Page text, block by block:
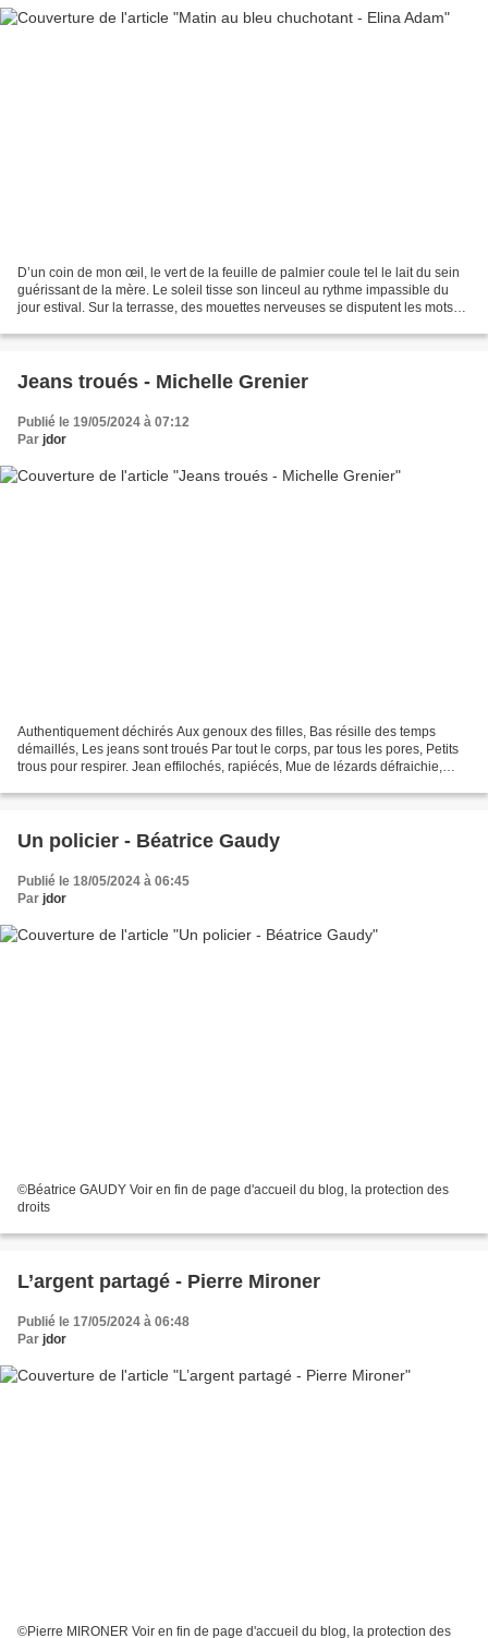
D’un coin de mon œil, le vert de la feuille de palmier coule tel le lait du sein
guérissant de la mère. Le soleil tisse son linceul au rythme impassible du
jour estival. Sur la terrasse, des mouettes nerveuses se disputent les mots
Jeans troués - Michelle Grenier
Publié le 19/05/2024 à 07:12
Par jdor
Authentiquement déchirés Aux genoux des filles, Bas résille des temps
démaillés, Les jeans sont troués Par tout le corps, par tous les pores, Petits
trous pour respirer. Jean effilochés, rapiécés, Mue de lézards défraichie,
Un policier - Béatrice Gaudy
Publié le 18/05/2024 à 06:45
Par jdor
©Béatrice GAUDY Voir en fin de page d'accueil du blog, la protection des
droits
L’argent partagé - Pierre Mironer
Publié le 17/05/2024 à 06:48
Par jdor
©Pierre MIRONER Voir en fin de page d'accueil du blog, la protection des